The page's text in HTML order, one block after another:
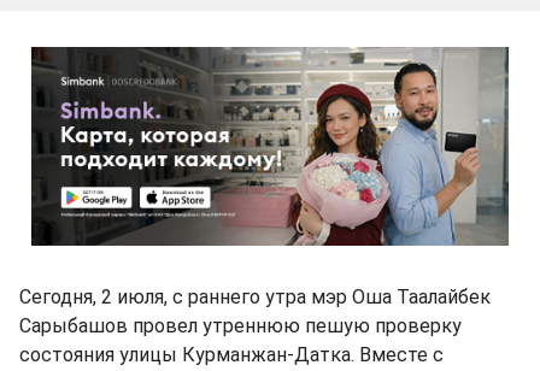
Сегодня, 2 июля, с раннего утра мэр Оша Таалайбек
Сарыбашов провел утреннюю пешую проверку
состояния улицы Курманжан-Датка. Вместе с